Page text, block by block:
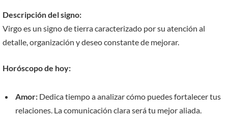
Descripción del signo:
Virgo es un signo de tierra caracterizado por su atención al
detalle, organización y deseo constante de mejorar.
Horóscopo de hoy:
Amor: Dedica tiempo a analizar cómo puedes fortalecer tus
relaciones. La comunicación clara será tu mejor aliada.